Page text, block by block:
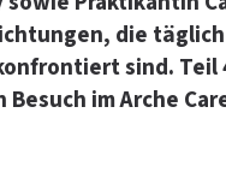
die
sind. Teil
im Arche